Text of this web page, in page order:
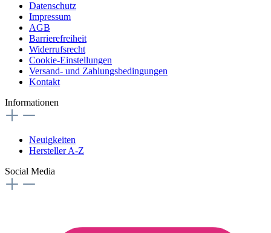
Datenschutz
Impressum
AGB
Barrierefreiheit
Widerrufsrecht
Cookie-Einstellungen
Versand- und Zahlungsbedingungen
Kontakt
Informationen
Neuigkeiten
Hersteller A-Z
Social Media